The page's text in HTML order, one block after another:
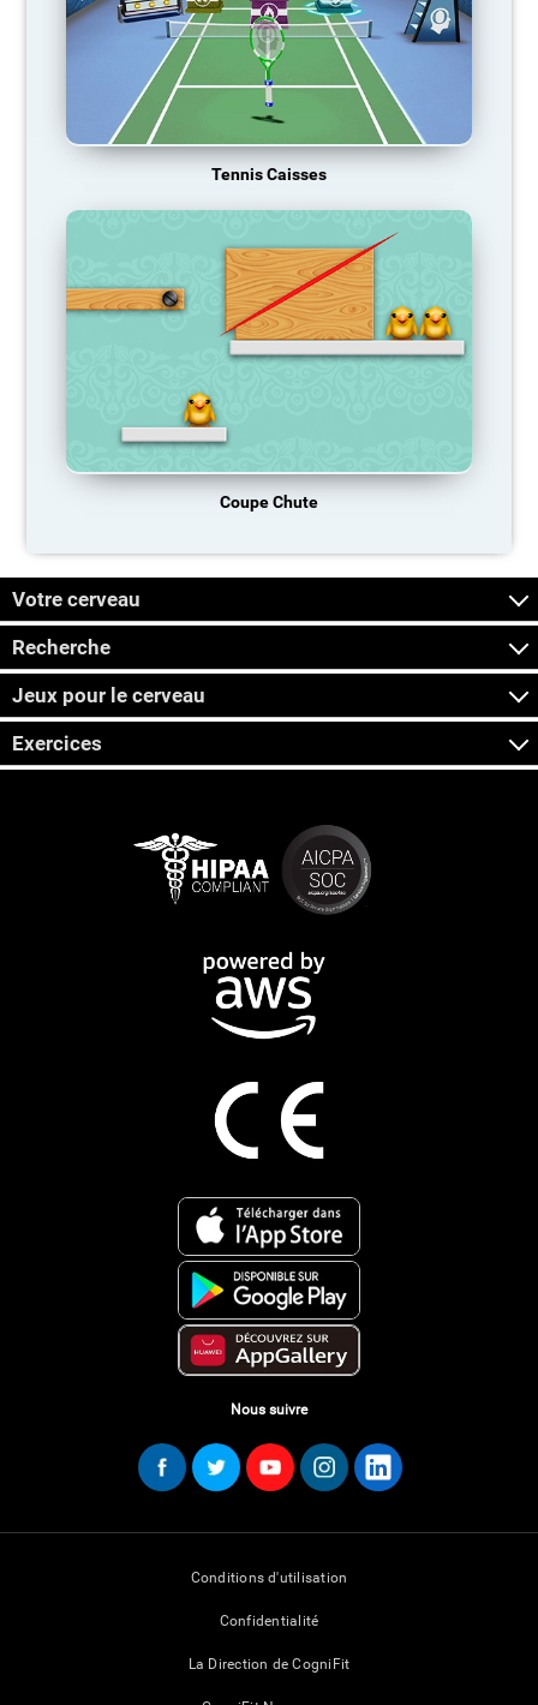
Tennis Caisses
Coupe Chute
Votre cerveau
Recherche
Jeux pour le cerveau
Exercices
Nous suivre
Conditions d'utilisation
Confidentialité
La Direction de CogniFit